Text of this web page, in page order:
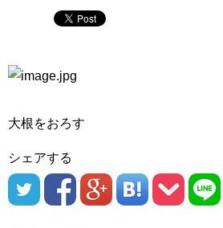
大根をおろす
シェアする